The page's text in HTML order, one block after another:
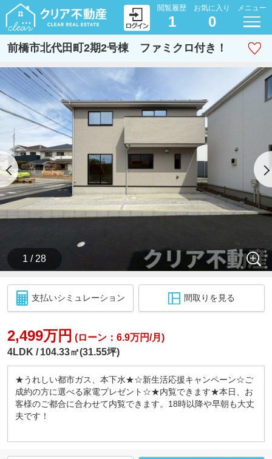
閲覧履歴
1
お気に入り
0
メニュー
前橋市北代田町2期2号棟 ファミクロ付き！
1 / 28
支払いシミュレーション 間取りを見る
2,499万円 (ローン：6.9万円/月)
4LDK
104.33㎡(31.55坪)
★うれしい都市ガス、本下水★☆新生活応援キャンペーン☆ご
成約の方に選べる家電プレゼント☆★内覧できます★本日、お
客様のご都合に合わせて内覧できます。18時以降や早朝も大丈
夫です！